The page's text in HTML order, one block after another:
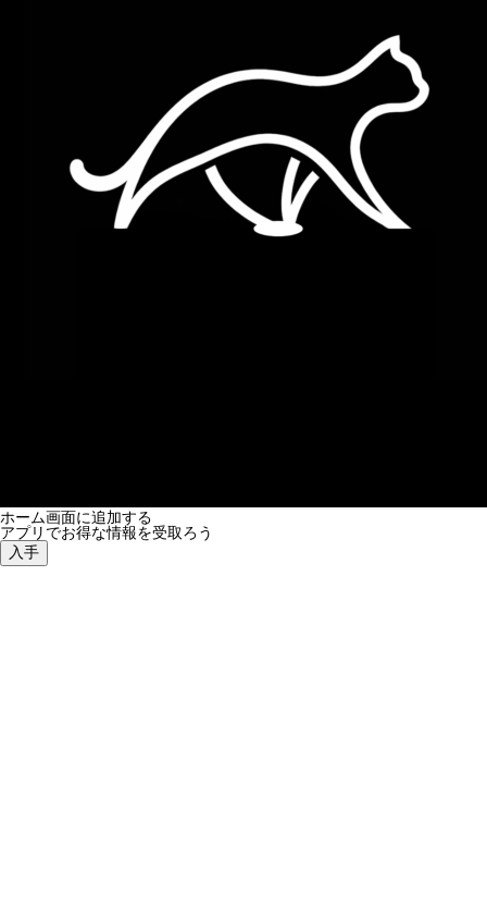
ホーム画面に追加する
アプリでお得な情報を受取ろう
入手